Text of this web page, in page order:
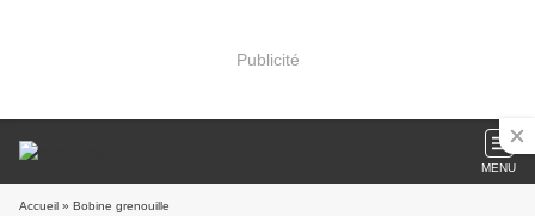
Publicité
MENU
Accueil » Bobine grenouille